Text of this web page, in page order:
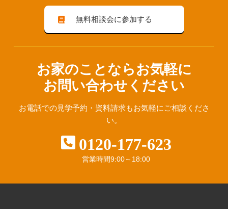
無料相談会に参加する
お家のことならお気軽に
お問い合わせください
お電話での見学予約・資料請求もお気軽にご相談くださ
い。
0120-177-623
営業時間9:00～18:00